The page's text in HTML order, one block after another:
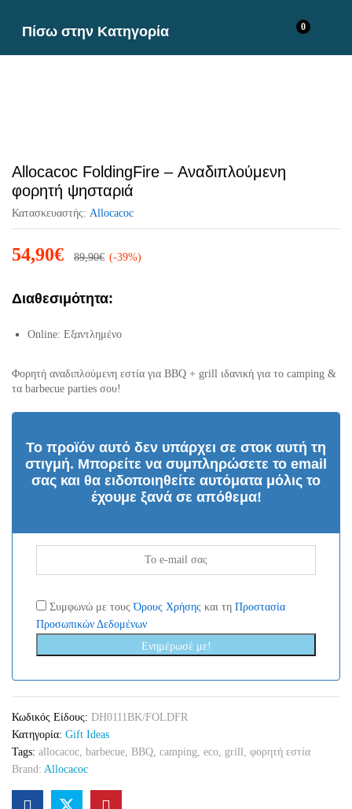
Πίσω στην Κατηγορία 0
Allocacoc FoldingFire – Αναδιπλούμενη
φορητή ψησταριά
Κατασκευαστής: Allocacoc
54,90€ 89,90€ (-39%)
Διαθεσιμότητα:
Online: Εξαντλημένο
Φορητή αναδιπλούμενη εστία για BBQ + grill ιδανική για το camping &
τα barbecue parties σου!
Το προϊόν αυτό δεν υπάρχει σε στοκ αυτή τη
στιγμή. Mπορείτε να συμπληρώσετε το email
σας και θα ειδοποιηθείτε αυτόματα μόλις το
έχουμε ξανά σε απόθεμα!
Συμφωνώ με τουςΌρους Χρήσης και τη Προστασία
Προσωπικών Δεδομένων
Ενημέρωσέ με!
Κωδικός Είδους: DH0111BK/FOLDFR
Κατηγορία: Gift Ideas
Tags: allocacoc barbecue BBQ camping eco grill
φορητή εστία
Brand: Allocacoc